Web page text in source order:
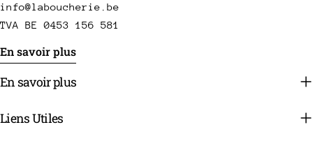
info@laboucherie.be
TVA BE 0453 156 581
En savoir plus
En savoir plus
Liens Utiles